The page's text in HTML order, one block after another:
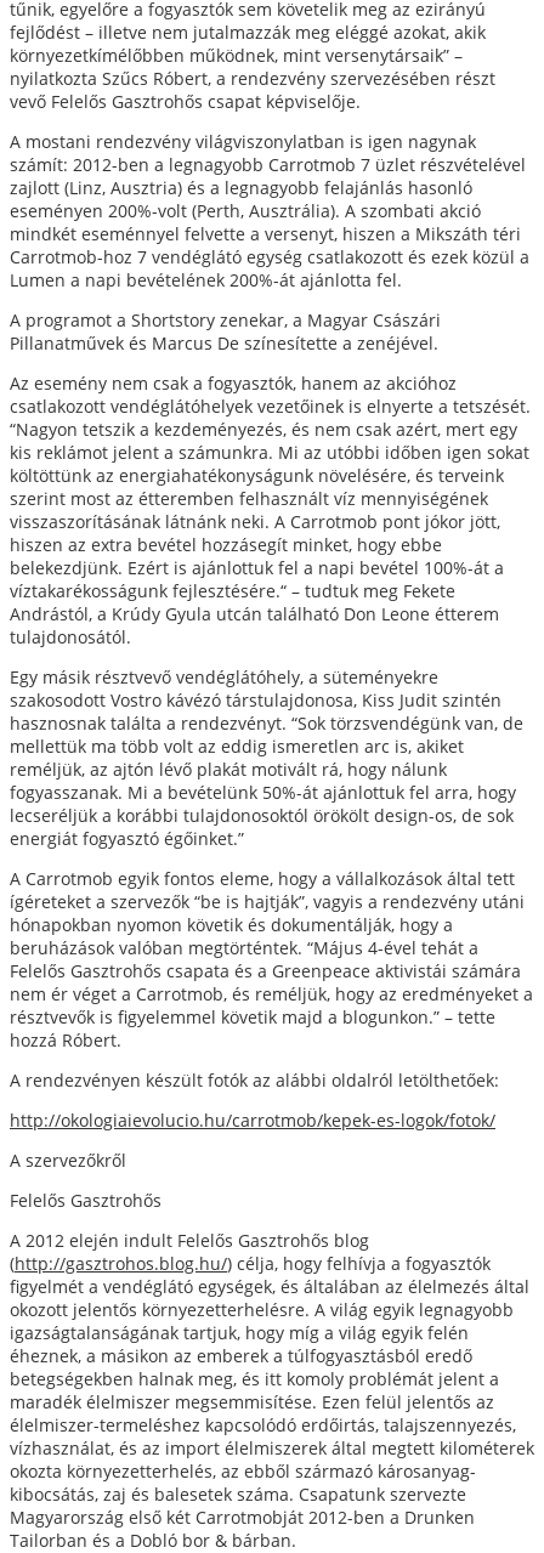
tűnik, egyelőre a fogyasztók sem követelik meg az ezirányú
fejlődést – illetve nem jutalmazzák meg eléggé azokat, akik
környezetkímélőbben működnek, mint versenytársaik” –
nyilatkozta Szűcs Róbert, a rendezvény szervezésében részt
vevő Felelős Gasztrohős csapat képviselője.
A mostani rendezvény világviszonylatban is igen nagynak
számít: 2012-ben a legnagyobb Carrotmob 7 üzlet részvételével
zajlott (Linz, Ausztria) és a legnagyobb felajánlás hasonló
eseményen 200%-volt (Perth, Ausztrália). A szombati akció
mindkét eseménnyel felvette a versenyt, hiszen a Mikszáth téri
Carrotmob-hoz 7 vendéglátó egység csatlakozott és ezek közül a
Lumen a napi bevételének 200%-át ajánlotta fel.
A programot a Shortstory zenekar, a Magyar Császári
Pillanatművek és Marcus De színesítette a zenéjével.
Az esemény nem csak a fogyasztók, hanem az akcióhoz
csatlakozott vendéglátóhelyek vezetőinek is elnyerte a tetszését.
“Nagyon tetszik a kezdeményezés, és nem csak azért, mert egy
kis reklámot jelent a számunkra. Mi az utóbbi időben igen sokat
költöttünk az energiahatékonyságunk növelésére, és terveink
szerint most az étteremben felhasznált víz mennyiségének
visszaszorításának látnánk neki. A Carrotmob pont jókor jött,
hiszen az extra bevétel hozzásegít minket, hogy ebbe
belekezdjünk. Ezért is ajánlottuk fel a napi bevétel 100%-át a
víztakarékosságunk fejlesztésére.“ – tudtuk meg Fekete
Andrástól, a Krúdy Gyula utcán található Don Leone étterem
tulajdonosától.
Egy másik résztvevő vendéglátóhely, a süteményekre
szakosodott Vostro kávézó társtulajdonosa, Kiss Judit szintén
hasznosnak találta a rendezvényt. “Sok törzsvendégünk van, de
mellettük ma több volt az eddig ismeretlen arc is, akiket
reméljük, az ajtón lévő plakát motivált rá, hogy nálunk
fogyasszanak. Mi a bevételünk 50%-át ajánlottuk fel arra, hogy
lecseréljük a korábbi tulajdonosoktól örökölt design-os, de sok
energiát fogyasztó égőinket.”
A Carrotmob egyik fontos eleme, hogy a vállalkozások által tett
ígéreteket a szervezők “be is hajtják”, vagyis a rendezvény utáni
hónapokban nyomon követik és dokumentálják, hogy a
beruházások valóban megtörténtek. “Május 4-ével tehát a
Felelős Gasztrohős csapata és a Greenpeace aktivistái számára
nem ér véget a Carrotmob, és reméljük, hogy az eredményeket a
résztvevők is figyelemmel követik majd a blogunkon.” – tette
hozzá Róbert.
A rendezvényen készült fotók az alábbi oldalról letölthetőek:
http://okologiaievolucio.hu/carrotmob/kepek-es-logok/fotok/
A szervezőkről
Felelős Gasztrohős
A 2012 elején indult Felelős Gasztrohős blog
(http://gasztrohos.blog.hu/) célja, hogy felhívja a fogyasztók
figyelmét a vendéglátó egységek, és általában az élelmezés által
okozott jelentős környezetterhelésre. A világ egyik legnagyobb
igazságtalanságának tartjuk, hogy míg a világ egyik felén
éheznek, a másikon az emberek a túlfogyasztásból eredő
betegségekben halnak meg, és itt komoly problémát jelent a
maradék élelmiszer megsemmisítése. Ezen felül jelentős az
élelmiszer-termeléshez kapcsolódó erdőirtás, talajszennyezés,
vízhasználat, és az import élelmiszerek által megtett kilométerek
okozta környezetterhelés, az ebből származó károsanyag-
kibocsátás, zaj és balesetek száma. Csapatunk szervezte
Magyarország első két Carrotmobját 2012-ben a Drunken
Tailorban és a Dobló bor & bárban.